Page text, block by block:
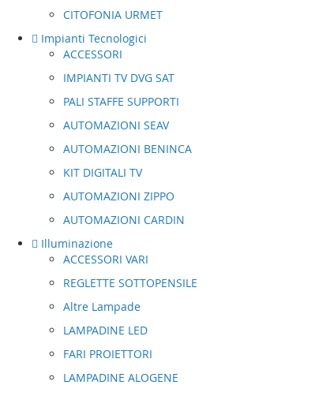
CITOFONIA URMET
Impianti Tecnologici
ACCESSORI
IMPIANTI TV DVG SAT
PALI STAFFE SUPPORTI
AUTOMAZIONI SEAV
AUTOMAZIONI BENINCA
KIT DIGITALI TV
AUTOMAZIONI ZIPPO
AUTOMAZIONI CARDIN
Illuminazione
ACCESSORI VARI
REGLETTE SOTTOPENSILE
Altre Lampade
LAMPADINE LED
FARI PROIETTORI
LAMPADINE ALOGENE